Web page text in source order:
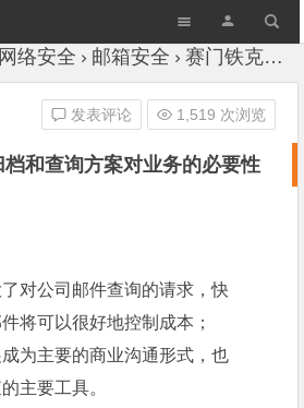
网络安全 邮箱安全 赛门铁克：邮件归档和查询方案对业务的必要性
和查询方案对业务的必要性
发表评论 1,519 次浏览
对公司邮件查询的请求，快
将可以很好地控制成本；
为主要的商业沟通形式，也
主要工具。